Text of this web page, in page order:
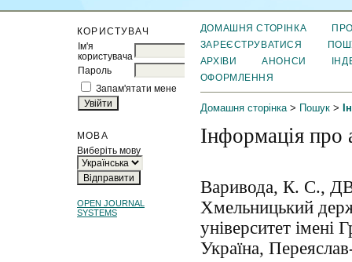
КОРИСТУВАЧ
Ім'я
користувача
Пароль
Запам'ятати мене
МОВА
Виберіть мову
OPEN JOURNAL
SYSTEMS
ДОМАШНЯ СТОРІНКА
ЗАРЕЄСТРУВАТИСЯ
АРХІВИ
АНОНСИ
ОФОРМЛЕННЯ
Домашня сторінка> Пошук>
Інформація про
Варивода, К. С.,
Хмельницький
університет імені
Україна,